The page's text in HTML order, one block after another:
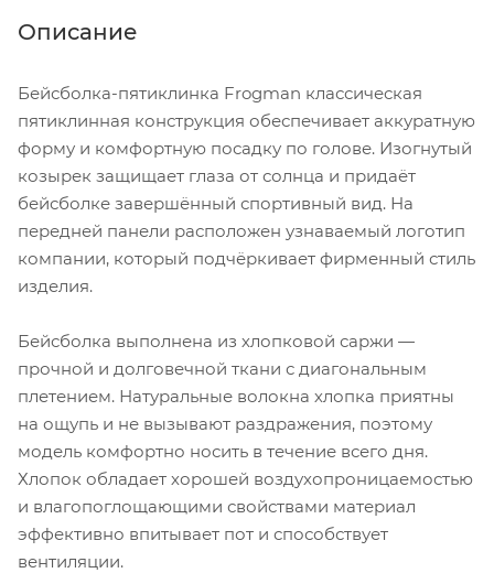
Описание
Бейсболка-пятиклинка Frogman классическая
пятиклинная конструкция обеспечивает аккуратную
форму и комфортную посадку по голове. Изогнутый
козырек защищает глаза от солнца и придаёт
бейсболке завершённый спортивный вид. На
передней панели расположен узнаваемый логотип
компании, который подчёркивает фирменный стиль
изделия.
Бейсболка выполнена из хлопковой саржи —
прочной и долговечной ткани с диагональным
плетением. Натуральные волокна хлопка приятны
на ощупь и не вызывают раздражения, поэтому
модель комфортно носить в течение всего дня.
Хлопок обладает хорошей воздухопроницаемостью
и влагопоглощающими свойствами материал
эффективно впитывает пот и способствует
вентиляции.